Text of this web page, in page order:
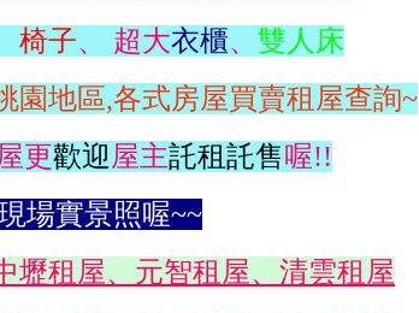
椅子、 超大衣櫃、 雙人床
園地區,各式房屋買賣租屋查詢~
更歡迎屋主託租託售喔!!
場實景照喔~~
壢租屋、元智租屋、清雲租屋